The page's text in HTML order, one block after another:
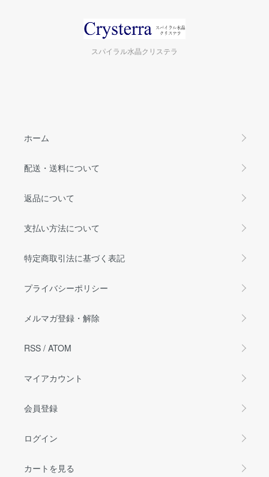
スパイラル水晶クリステラ
ホーム
配送・送料について
返品について
支払い方法について
特定商取引法に基づく表記
プライバシーポリシー
メルマガ登録・解除
RSS / ATOM
マイアカウント
会員登録
ログイン
カートを見る